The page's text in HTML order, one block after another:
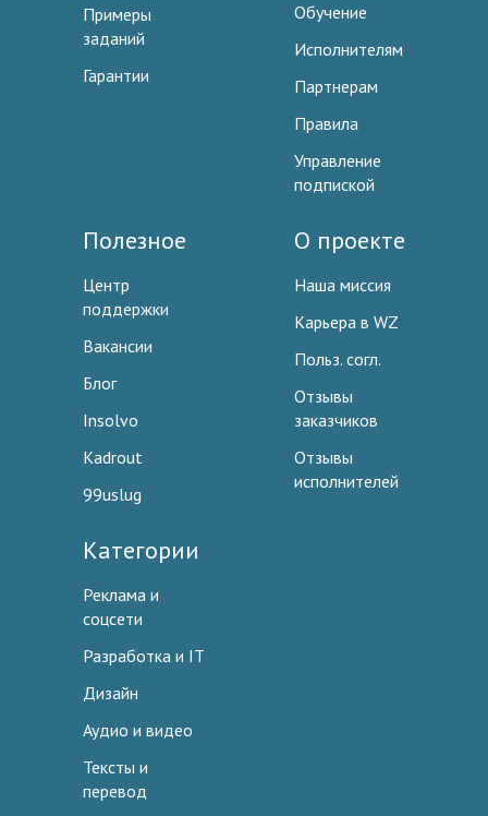
Примеры
заданий
Гарантии
Обучение
Исполнителям
Партнерам
Правила
Управление
подпиской
Полезное
Центр
поддержки
Вакансии
Блог
Insolvo
Kadrout
99uslug
О проекте
Наша миссия
Карьера в WZ
Польз. согл.
Отзывы
заказчиков
Отзывы
исполнителей
Категории
Реклама и
соцсети
Разработка и IT
Дизайн
Аудио и видео
Тексты и
перевод